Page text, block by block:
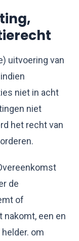
uitvoering van
niet in acht
niet
het recht van
de
of
een en
om